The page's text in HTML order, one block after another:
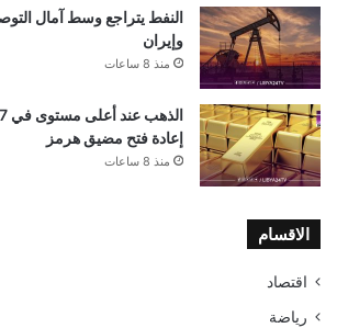
النفط يتراجع وسط آمال
وإيران
منذ 8 ساعات
إعادة فتح مضيق هرمز
منذ 8 ساعات
الاقسام
اقتصاد
رياضة